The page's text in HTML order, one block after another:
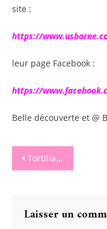
site :
https://
leur page Facebook :
https://
Belle découverte et @
Navigation
de
l’article
Tortilla Coquillettes
Laisser un